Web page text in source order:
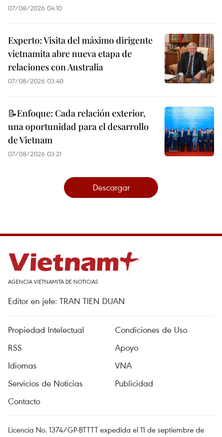
07/08/2026 04:10
Experto: Visita del máximo dirigente
vietnamita abre nueva etapa de
relaciones con Australia
07/08/2026 03:40
📝Enfoque: Cada relación exterior,
una oportunidad para el desarrollo
de Vietnam
07/08/2026 03:21
Descargar
AGENCIA VIETNAMITA DE NOTICIAS
Editor en jefe: TRAN TIEN DUAN
Propiedad Intelectual
Condiciones de Uso
RSS
Apoyo
Idiomas
VNA
Servicios de Noticias
Publicidad
Contacto
Licencia No. 1374/GP-BTTTT expedida el 11 de septiembre de